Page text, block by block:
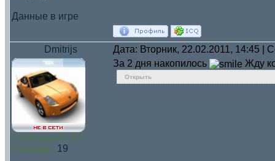
Данные в игре
Dmitrijs Дата: Вторник, 22.02.2011, 14:45 |
Сообщений: 915
Награды: 19
За 2 дня накопилось Жду
Открыть